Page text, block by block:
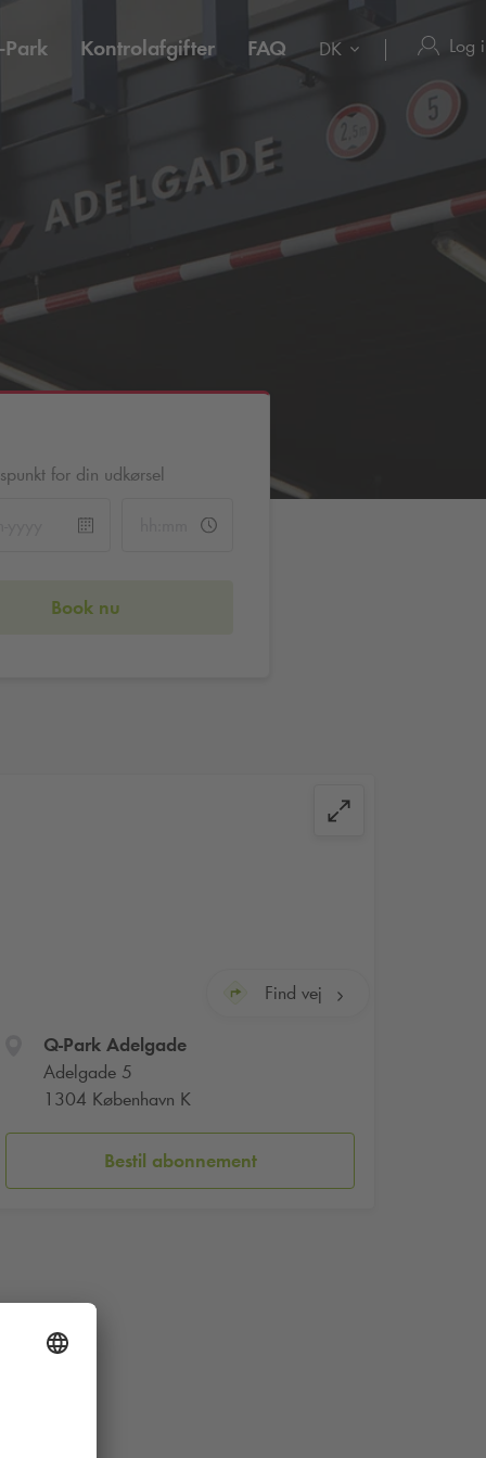
Park Kontrolafgifter FAQ DK Log
for din udkørsel
Book nu
Find vej
Q-ParkAdelgade
Adelgade 5
1304 København K
Bestil abonnement